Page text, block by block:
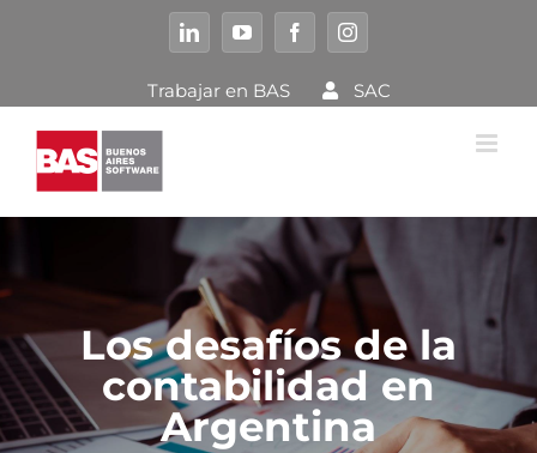
LinkedInYouTubeFacebookInstagram
Trabajar en BAS SAC
Los desafíos de la
contabilidad en
Argentina